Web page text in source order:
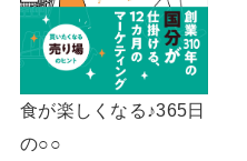
食が楽しくなる♪365日
の○○